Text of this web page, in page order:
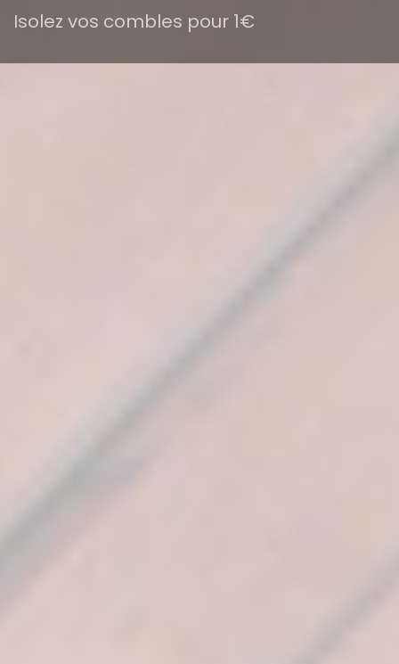
Isolez vos combles pour 1€